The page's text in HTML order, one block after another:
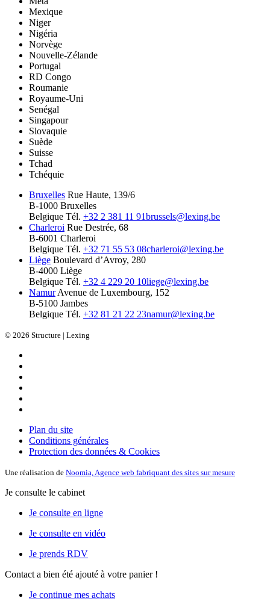
Mexique
Niger
Nigéria
Norvège
Nouvelle-Zélande
Portugal
RD Congo
Roumanie
Royaume-Uni
Senégal
Singapour
Slovaquie
Suède
Suisse
Tchad
Tchéquie
Bruxelles Rue Haute, 139/6
B-1000 Bruxelles
Belgique Tél. +32 2 381 11 91brussels@lexing.be
Charleroi Rue Destrée, 68
B-6001 Charleroi
Belgique Tél. +32 71 55 53 08charleroi@lexing.be
Liège Boulevard d’Avroy, 280
B-4000 Liège
Belgique Tél. +32 4 229 20 10liege@lexing.be
Namur Avenue de Luxembourg, 152
B-5100 Jambes
Belgique Tél. +32 81 21 22 23namur@lexing.be
© 2026 Structure | Lexing
Plan du site
Conditions générales
Protection des données & Cookies
Une réalisation de Noomia, Agence web fabriquant des sites sur mesure
Je consulte le cabinet
Je consulte en ligne
Je consulte en vidéo
Je prends RDV
Contact a bien été ajouté à votre panier !
Je continue mes achats